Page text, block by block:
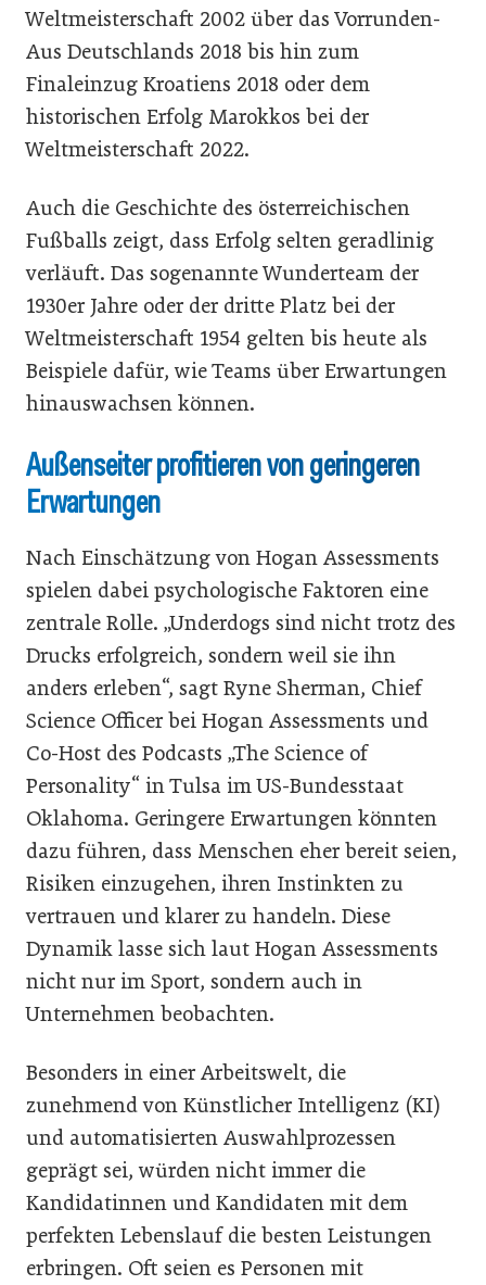
Weltmeisterschaft 2002 über das Vorrunden-
Aus Deutschlands 2018 bis hin zum
Finaleinzug Kroatiens 2018 oder dem
historischen Erfolg Marokkos bei der
Weltmeisterschaft 2022.
Auch die Geschichte des österreichischen
Fußballs zeigt, dass Erfolg selten geradlinig
verläuft. Das sogenannte Wunderteam der
1930er Jahre oder der dritte Platz bei der
Weltmeisterschaft 1954 gelten bis heute als
Beispiele dafür, wie Teams über Erwartungen
hinauswachsen können.
Außenseiter profitieren von geringeren
Erwartungen
Nach Einschätzung von Hogan Assessments
spielen dabei psychologische Faktoren eine
zentrale Rolle. „Underdogs sind nicht trotz des
Drucks erfolgreich, sondern weil sie ihn
anders erleben“, sagt Ryne Sherman, Chief
Science Officer bei Hogan Assessments und
Co-Host des Podcasts „The Science of
Personality“ in Tulsa im US-Bundesstaat
Oklahoma. Geringere Erwartungen könnten
dazu führen, dass Menschen eher bereit seien,
Risiken einzugehen, ihren Instinkten zu
vertrauen und klarer zu handeln. Diese
Dynamik lasse sich laut Hogan Assessments
nicht nur im Sport, sondern auch in
Unternehmen beobachten.
Besonders in einer Arbeitswelt, die
zunehmend von Künstlicher Intelligenz (KI)
und automatisierten Auswahlprozessen
geprägt sei, würden nicht immer die
Kandidatinnen und Kandidaten mit dem
perfekten Lebenslauf die besten Leistungen
erbringen. Oft seien es Personen mit